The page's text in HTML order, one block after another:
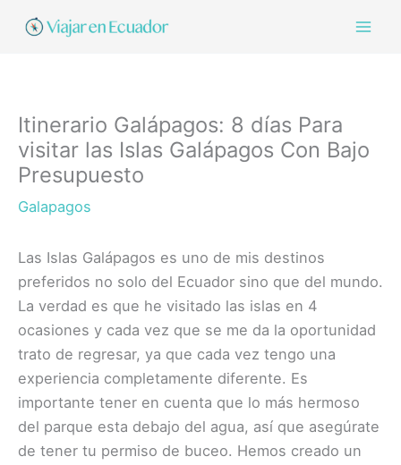
Itinerario Galápagos: 8 días Para
visitar las Islas Galápagos Con Bajo
Presupuesto
Galapagos
Las Islas Galápagos es uno de mis destinos
preferidos no solo del Ecuador sino que del mundo.
La verdad es que he visitado las islas en 4
ocasiones y cada vez que se me da la oportunidad
trato de regresar, ya que cada vez tengo una
experiencia completamente diferente. Es
importante tener en cuenta que lo más hermoso
del parque esta debajo del agua, así que asegúrate
de tener tu permiso de buceo. Hemos creado un